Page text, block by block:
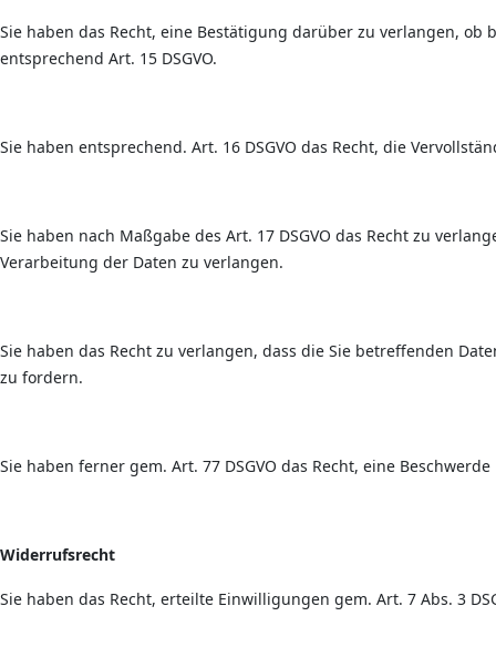
Sie haben das Recht, eine Bestätigung darüber zu verlangen,
entsprechend Art. 15 DSGVO.
Sie haben entsprechend. Art. 16 DSGVO das Recht, die
Sie haben nach Maßgabe des Art. 17 DSGVO das Recht zu
Verarbeitung der Daten zu verlangen.
Sie haben das Recht zu verlangen, dass die Sie betreffenden
zu fordern.
Sie haben ferner gem. Art. 77 DSGVO das Recht, eine
Widerrufsrecht
Sie haben das Recht, erteilte Einwilligungen gem. Art. 7 Abs. 3